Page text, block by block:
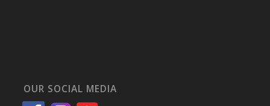
OUR SOCIAL MEDIA